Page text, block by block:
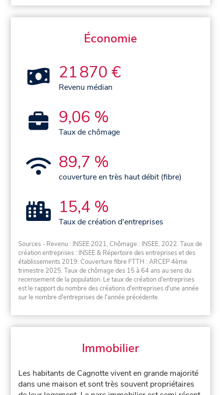
Économie
21 870 €
Revenu médian
9,06 %
Taux de chômage
89,7 %
couverture en très haut débit (fibre)
15,4 %
Taux de création d'entreprises
Sources - Revenu : INSEE 2021, Chômage : INSEE, 2022. Taux de
création entreprises : INSEE & Répertoire des entreprises et des
établissements 2019. Couverture fibre FTTH : ARCEP 4ème
trimestre 2025. Taux de chômage des 15 à 64 ans au sens du
recensement de la population. Le taux de création d'entreprises
est le rapport du nombre des créations d'entreprises d'une année
sur le nombre d'entreprises de l'année précédente.
Immobilier
Les habitants de Cagnotte vivent en grande majorité
dans une maison et sont très souvent propriétaires